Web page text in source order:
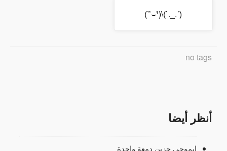
(´._.`)\(‘́⌣’̀ )
no tags
أنظر أيضا
إيموجي حزين دمعة واحدة